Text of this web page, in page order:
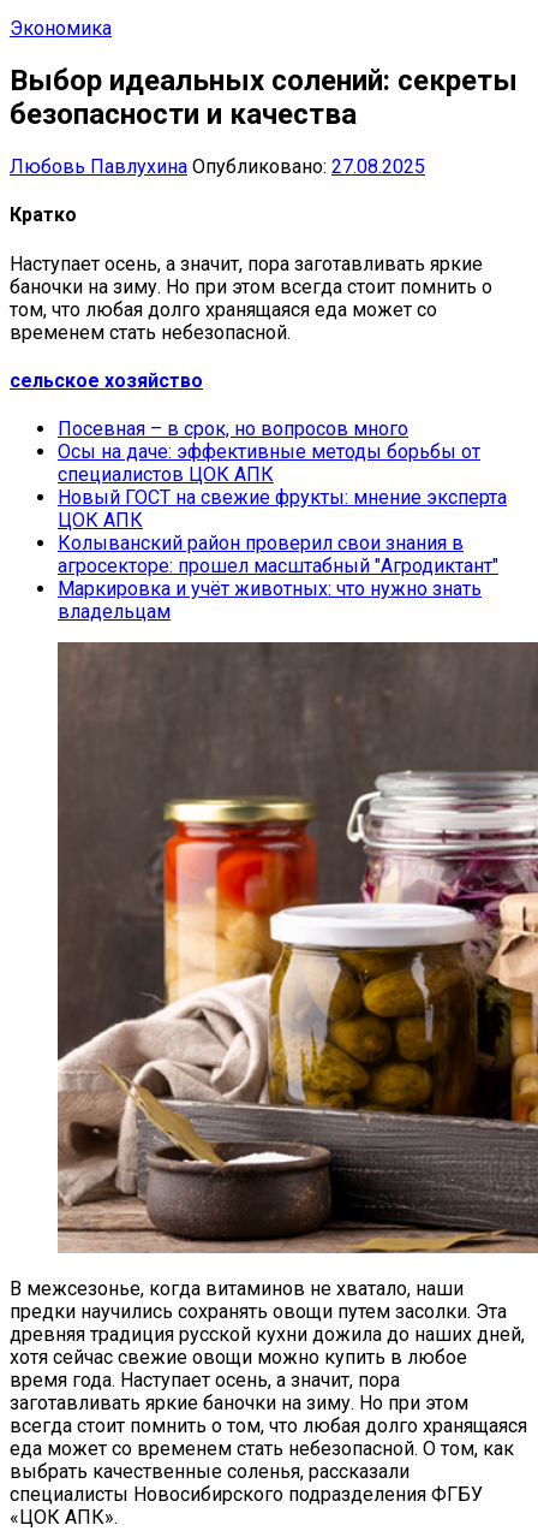
Экономика
Выбор идеальных солений: секреты
безопасности и качества
Любовь Павлухина Опубликовано: 27.08.2025
Кратко
Наступает осень, а значит, пора заготавливать яркие
баночки на зиму. Но при этом всегда стоит помнить о
том, что любая долго хранящаяся еда может со
временем стать небезопасной.
сельское хозяйство
Посевная – в срок, но вопросов много
Осы на даче: эффективные методы борьбы от
специалистов ЦОК АПК
Новый ГОСТ на свежие фрукты: мнение эксперта
ЦОК АПК
Колыванский район проверил свои знания в
агросекторе: прошел масштабный "Агродиктант"
Маркировка и учёт животных: что нужно знать
владельцам
В межсезонье, когда витаминов не хватало, наши
предки научились сохранять овощи путем засолки. Эта
древняя традиция русской кухни дожила до наших дней,
хотя сейчас свежие овощи можно купить в любое
время года. Наступает осень, а значит, пора
заготавливать яркие баночки на зиму. Но при этом
всегда стоит помнить о том, что любая долго хранящаяся
еда может со временем стать небезопасной. О том, как
выбрать качественные соленья, рассказали
специалисты Новосибирского подразделения ФГБУ
«ЦОК АПК».